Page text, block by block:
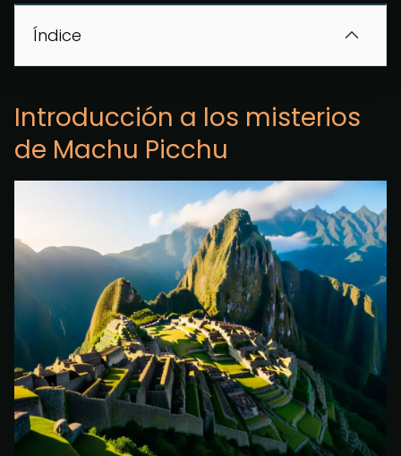
Índice
Introducción a los misterios
de Machu Picchu